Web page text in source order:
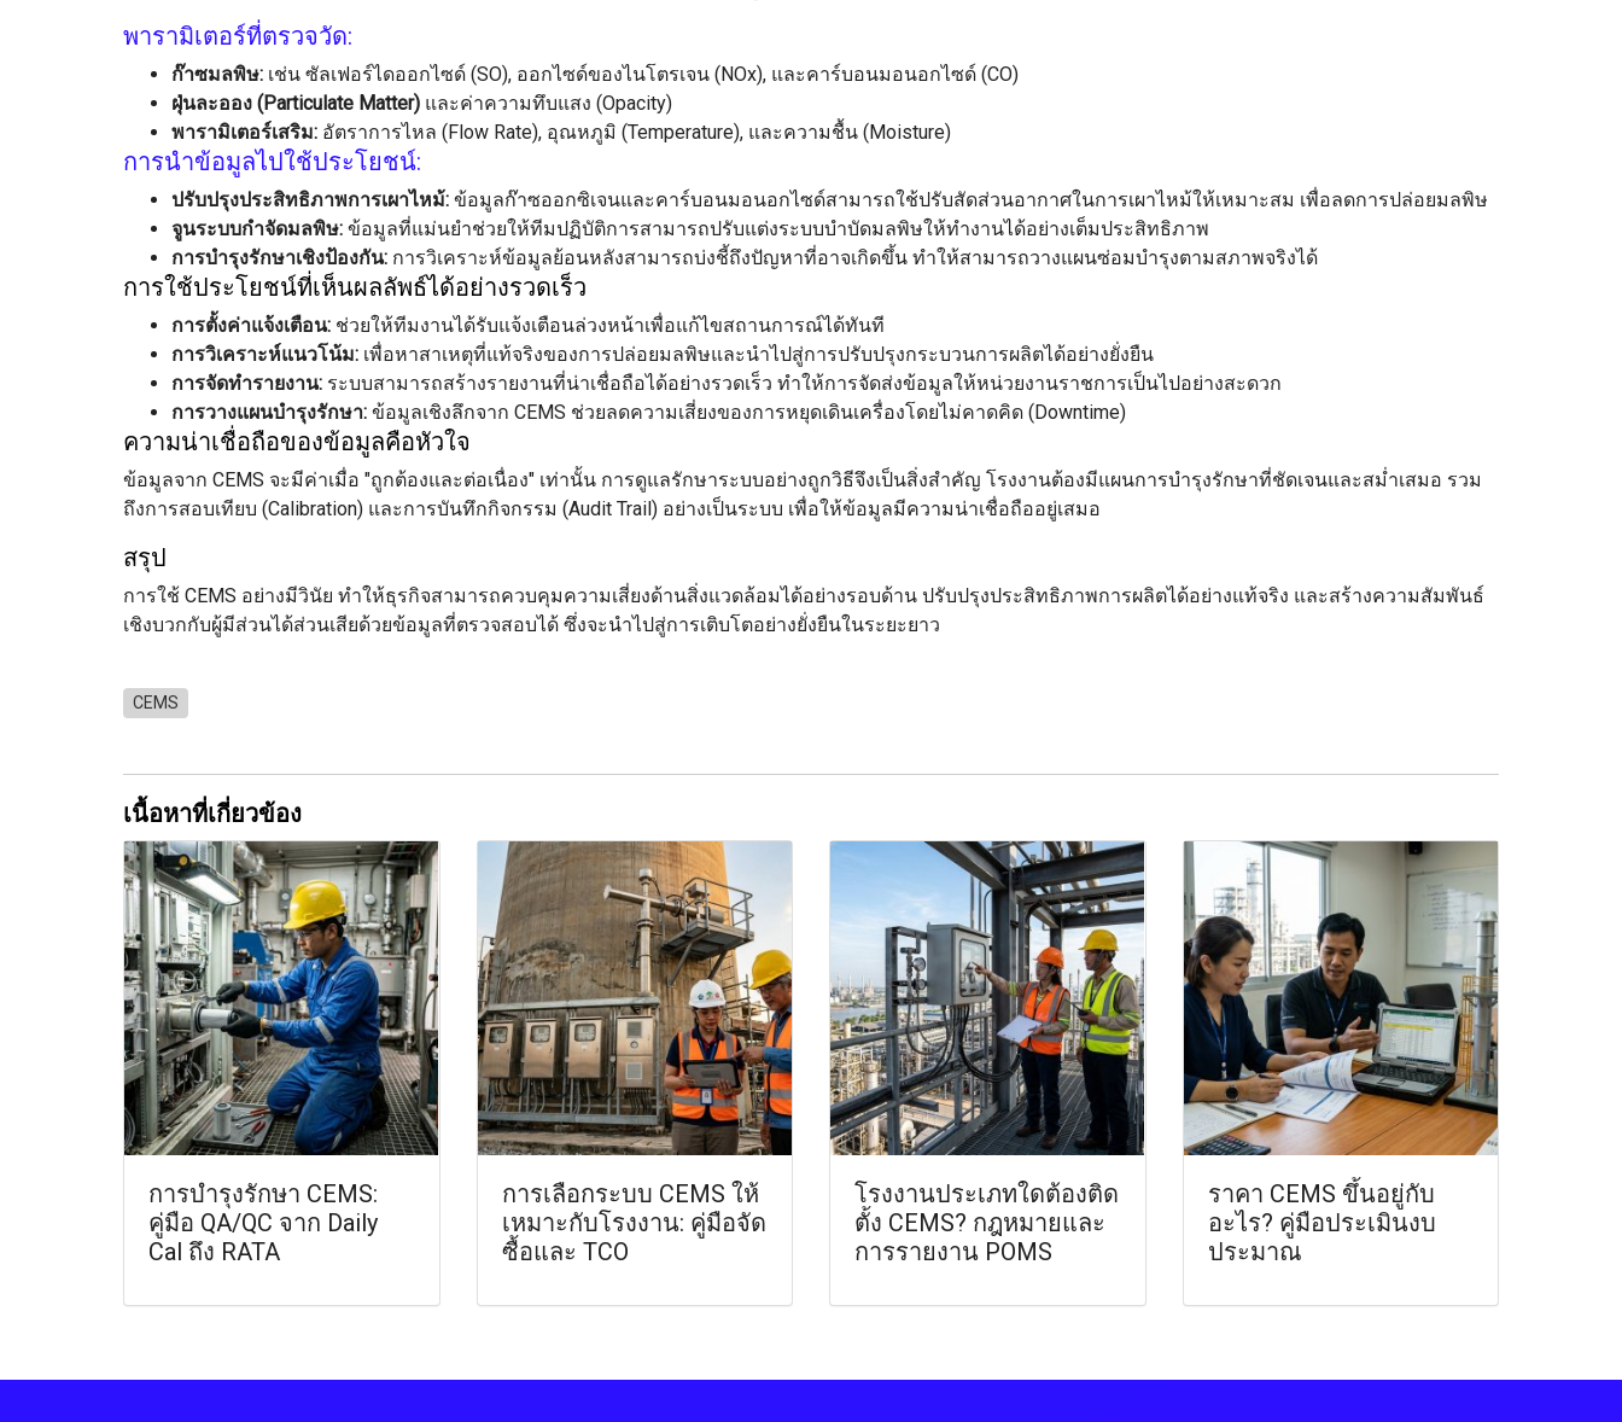
พารามิเตอร์ที่ตรวจวัด:
ก๊าซมลพิษ: เช่น ซัลเฟอร์ไดออกไซด์ (SO), ออกไซด์ของไนโตรเจน (NOx), และคาร์บอนมอนอกไซด์ (CO)
ฝุ่นละออง (Particulate Matter) และค่าความทึบแสง (Opacity)
พารามิเตอร์เสริม: อัตราการไหล (Flow Rate), อุณหภูมิ (Temperature), และความชื้น (Moisture)
การนำข้อมูลไปใช้ประโยชน์:
ปรับปรุงประสิทธิภาพการเผาไหม้: ข้อมูลก๊าซออกซิเจนและคาร์บอนมอนอกไซด์สามารถใช้ปรับสัดส่วนอากาศในการเผาไหม้ให้เหมาะสม เพื่อลดการปล่อยมลพิษ
จูนระบบกำจัดมลพิษ: ข้อมูลที่แม่นยำช่วยให้ทีมปฏิบัติการสามารถปรับแต่งระบบบำบัดมลพิษให้ทำงานได้อย่างเต็มประสิทธิภาพ
การบำรุงรักษาเชิงป้องกัน: การวิเคราะห์ข้อมูลย้อนหลังสามารถบ่งชี้ถึงปัญหาที่อาจเกิดขึ้น ทำให้สามารถวางแผนซ่อมบำรุงตามสภาพจริงได้
การใช้ประโยชน์ที่เห็นผลลัพธ์ได้อย่างรวดเร็ว
การตั้งค่าแจ้งเตือน: ช่วยให้ทีมงานได้รับแจ้งเตือนล่วงหน้าเพื่อแก้ไขสถานการณ์ได้ทันที
การวิเคราะห์แนวโน้ม: เพื่อหาสาเหตุที่แท้จริงของการปล่อยมลพิษและนำไปสู่การปรับปรุงกระบวนการผลิตได้อย่างยั่งยืน
การจัดทำรายงาน: ระบบสามารถสร้างรายงานที่น่าเชื่อถือได้อย่างรวดเร็ว ทำให้การจัดส่งข้อมูลให้หน่วยงานราชการเป็นไปอย่างสะดวก
การวางแผนบำรุงรักษา: ข้อมูลเชิงลึกจาก CEMS ช่วยลดความเสี่ยงของการหยุดเดินเครื่องโดยไม่คาดคิด (Downtime)
ความน่าเชื่อถือของข้อมูลคือหัวใจ
ข้อมูลจาก CEMS จะมีค่าเมื่อ "ถูกต้องและต่อเนื่อง" เท่านั้น การดูแลรักษาระบบอย่างถูกวิธีจึงเป็นสิ่งสำคัญ โรงงานต้องมีแผนการบำรุงรักษาที่ชัดเจนและสม่ำเสมอ รวม
ถึงการสอบเทียบ (Calibration) และการบันทึกกิจกรรม (Audit Trail) อย่างเป็นระบบ เพื่อให้ข้อมูลมีความน่าเชื่อถืออยู่เสมอ
สรุป
การใช้ CEMS อย่างมีวินัย ทำให้ธุรกิจสามารถควบคุมความเสี่ยงด้านสิ่งแวดล้อมได้อย่างรอบด้าน ปรับปรุงประสิทธิภาพการผลิตได้อย่างแท้จริง และสร้างความสัมพันธ์
เชิงบวกกับผู้มีส่วนได้ส่วนเสียด้วยข้อมูลที่ตรวจสอบได้ ซึ่งจะนำไปสู่การเติบโตอย่างยั่งยืนในระยะยาว
CEMS
เนื้อหาที่เกี่ยวข้อง
การบำรุงรักษา CEMS:
คู่มือ QA/QC จาก Daily
Cal ถึง RATA
การเลือกระบบ CEMS ให้
เหมาะกับโรงงาน: คู่มือจัด
ซื้อและ TCO
โรงงานประเภทใดต้องติด
ตั้ง CEMS? กฎหมายและ
การรายงาน POMS
ราคา CEMS ขึ้นอยู่กับ
อะไร? คู่มือประเมินงบ
ประมาณ